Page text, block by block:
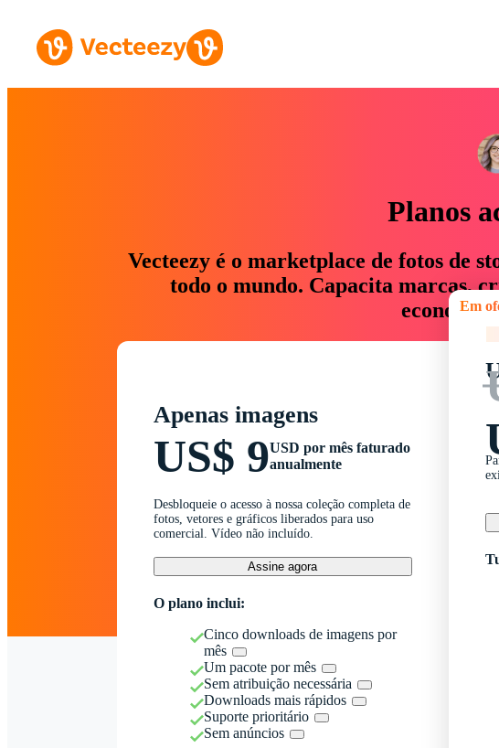
Planos
Vecteezy é o marketplace de fotos de
todo o mundo. Capacita marcas,
Apenas imagens
US$ 9USD por mês faturado
anualmente
Desbloqueie o acesso à nossa coleção completa de
fotos, vetores e gráficos liberados para uso
comercial. Vídeo não incluído.
Assine agora
O plano inclui:
Cinco downloads de imagens por
mês
Um pacote por mês
Sem atribuição necessária
Downloads mais rápidos
Suporte prioritário
Sem anúncios
Em